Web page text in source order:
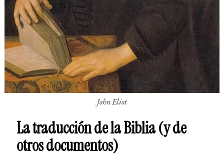
John Eliot
La traducción de la Biblia (y de
otros documentos)